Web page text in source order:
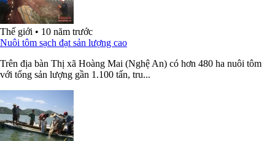
Thế giới • 10 năm trước
Nuôi tôm sạch đạt sản lượng cao
Trên địa bàn Thị xã Hoàng Mai (Nghệ An) có hơn 480 ha nuôi tôm
với tổng sản lượng gần 1.100 tấn, tru...